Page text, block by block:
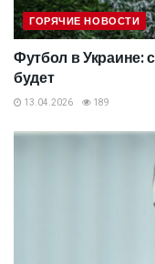
ГОРЯЧИЕ НОВОСТИ
Футбол в Украине:
будет
13.04.2026 189